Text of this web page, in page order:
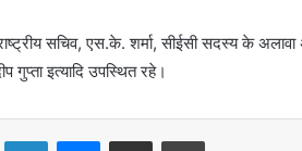
सचिव, एस.के. शर्मा, सीईसी सदस्य के
गुप्ता इत्यादि उपस्थित रहे।
LinkedInMessenger
Share via Email Print